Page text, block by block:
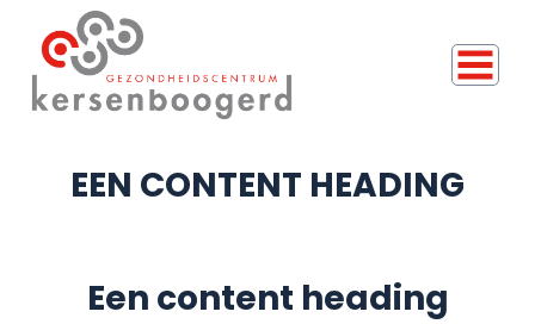
EEN CONTENT HEADING
Een content heading